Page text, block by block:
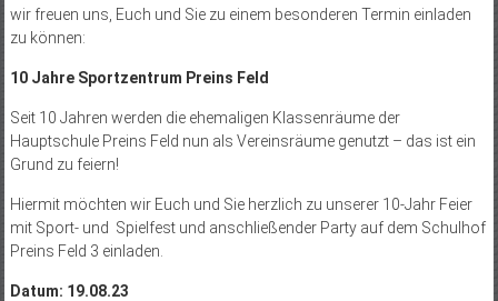
wir freuen uns, Euch und Sie zu einem besonderen Termin einladen
zu können:
10 Jahre Sportzentrum Preins Feld
Seit 10 Jahren werden die ehemaligen Klassenräume der
Hauptschule Preins Feld nun als Vereinsräume genutzt – das ist ein
Grund zu feiern!
Hiermit möchten wir Euch und Sie herzlich zu unserer 10-Jahr Feier
mit Sport- und Spielfest und anschließender Party auf dem Schulhof
Preins Feld 3 einladen.
Datum: 19.08.23